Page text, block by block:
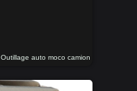
Outillage auto moco camion